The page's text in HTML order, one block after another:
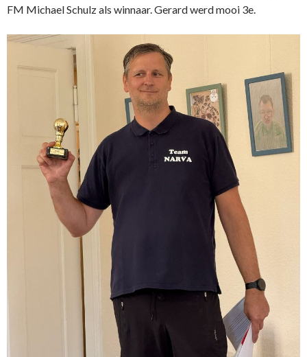
FM Michael Schulz als winnaar. Gerard werd mooi 3e.